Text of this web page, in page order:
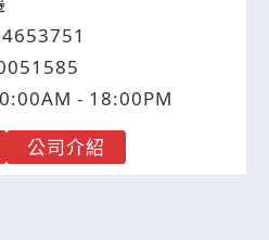
4653751
051585
- 18:00PM
公司介紹